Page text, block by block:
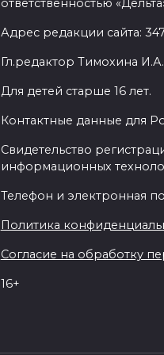
ответственностью
Адрес редакции сайта:
Гл.редактор Тимохина И.А.
Для детей старше 16 лет.
Контактные данные для
Свидетельство
информационных
Телефон и электронная
Политика
Согласие на обработку
16+